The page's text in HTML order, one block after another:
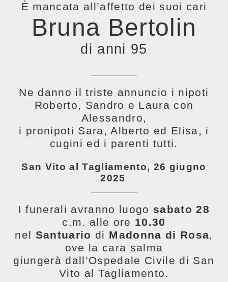
È mancata all’affetto dei suoi cari
Bruna Bertolin
di anni 95
Ne danno il triste annuncio i nipoti
Roberto, Sandro e Laura con
Alessandro,
i pronipoti Sara, Alberto ed Elisa, i
cugini ed i parenti tutti.
San Vito al Tagliamento, 26 giugno
2025
I funerali avranno luogo sabato 28
c.m. alle ore 10.30
nel Santuario di Madonna di Rosa,
ove la cara salma
giungerà dall’Ospedale Civile di San
Vito al Tagliamento.